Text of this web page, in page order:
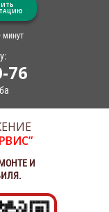
минут
76
И